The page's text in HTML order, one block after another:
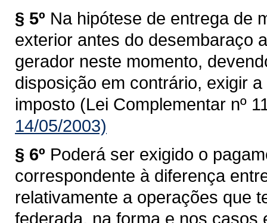
§ 5º Na hipótese de entrega de
exterior antes do desembaraço
gerador neste momento,
disposição em contrário, exigir
imposto (Lei Complementar nº
14/05/2003)
§ 6º Poderá ser exigido o
correspondente à diferença
relativamente a operações que
federada, na forma e nos casos